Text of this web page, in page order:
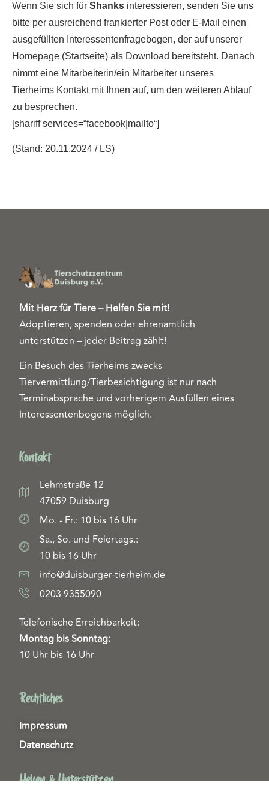
Wenn Sie sich für Shanks interessieren, senden Sie uns
bitte per ausreichend frankierter Post oder E-Mail einen
ausgefüllten Interessentenfragebogen, der auf unserer
Homepage (Startseite) als Download bereitsteht. Danach
nimmt eine Mitarbeiterin/ein Mitarbeiter unseres
Tierheims Kontakt mit Ihnen auf, um den weiteren Ablauf
zu besprechen.
[shariff services=“facebook|mailto“]
(Stand: 20.11.2024 / LS)
Mit Herz für Tiere – Helfen Sie mit!
Adoptieren, spenden oder ehrenamtlich
unterstützen – jeder Beitrag zählt!
Ein Besuch des Tierheims zwecks
Tiervermittlung/Tierbesichtigung ist nur nach
Terminabsprache und vorherigem Ausfüllen eines
Interessentenbogens möglich.
Kontakt
Lehmstraße 12
47059 Duisburg
Mo. - Fr.: 10 bis 16 Uhr
Sa., So. und Feiertags.:
10 bis 16 Uhr
info@duisburger-tierheim.de
0203 9355090
Telefonische Erreichbarkeit:
Montag bis Sonntag:
10 Uhr bis 16 Uhr
Rechtliches
Impressum
Datenschutz
Helfen & Unterstützen